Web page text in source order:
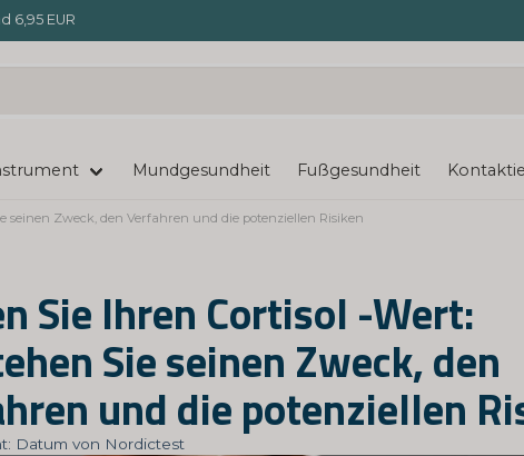
6,95 EUR
Mundgesundheit Fußgesundheit
seinen Zweck, den Verfahren und die potenziellen Risiken
Sie Ihren Cortisol -Wert:
Sie seinen Zweck, den
und die potenziellen
Datum von Nordictest